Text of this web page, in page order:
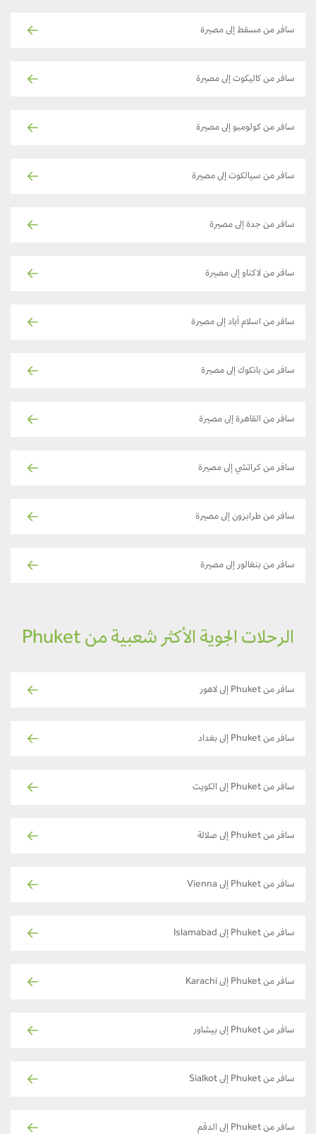
سافر من مسقط إلى مصيرة
سافر من كاليكوت إلى مصيرة
سافر من كولومبو إلى مصيرة
سافر من سيالكوت إلى مصيرة
سافر من جدة إلى مصيرة
سافر من لاكناو إلى مصيرة
سافر من اسلام آباد إلى مصيرة
سافر من بانكوك إلى مصيرة
سافر من القاهرة إلى مصيرة
سافر من كراتشي إلى مصيرة
سافر من طرابزون إلى مصيرة
سافر من بنغالور إلى مصيرة
الرحلات الجوية الأكثر شعبية من Phuket
سافر من Phuket إلى لاهور
سافر من Phuket إلى بغداد
سافر من Phuket إلى الكويت
سافر من Phuket إلى صلالة
سافر من Phuket إلى Vienna
سافر من Phuket إلى Islamabad
سافر من Phuket إلى Karachi
سافر من Phuket إلى بيشاور
سافر من Phuket إلى Sialkot
سافر من Phuket إلى الدقم